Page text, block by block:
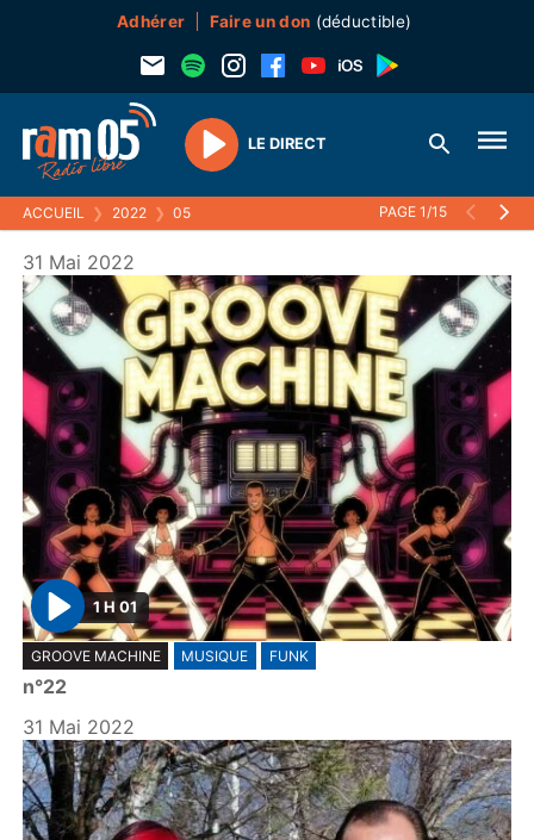
Adhérer Faire un don (déductible)
Play
LE DIRECT
ACCUEIL ❯ 2022 ❯ 05 PAGE 1/15
31 Mai 2022
P
l
a
y
1 H 01
GROOVE MACHINE MUSIQUE FUNK
n°22
31 Mai 2022